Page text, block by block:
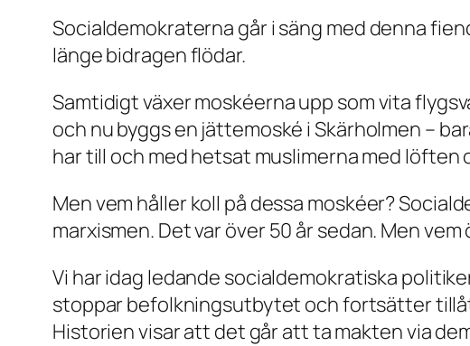
Socialdemokraterna går i säng med denna
länge bidragen flödar.
Samtidigt växer moskéerna upp som vita
och nu byggs en jättemoské i Skärholmen –
har till och med hetsat muslimerna med löften
Men vem håller koll på dessa moskéer?
marxismen. Det var över 50 år sedan. Men
Vi har idag ledande socialdemokratiska
stoppar befolkningsutbytet och fortsätter
Historien visar att det går att ta makten via